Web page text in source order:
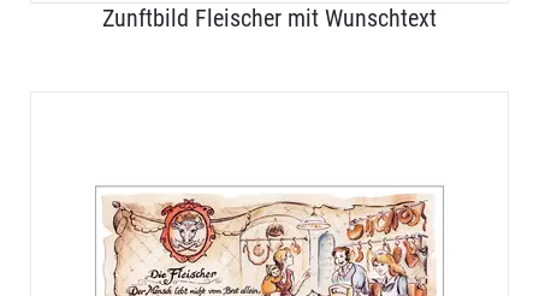
Zunftbild Fleischer mit Wunschtext